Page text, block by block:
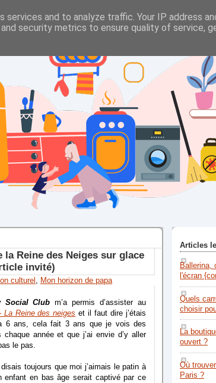
la Reine des Neiges sur glace
invité)
culturel Mon horizon de papa
Social Club m’a permis d’assister au
Reine des neiges et il faut dire j’étais
6 ans, cela fait 3 ans que je vois des
année et que j’ai envie d’y aller
le pas.
toujours que moi j’aimais le patin à
enfant en bas âge serait captivé par ce
Articles
Ballerina,
l'écran
Quels
choisir
La
ouvert ?
Où
Paris ?
and to analyze traffic. Your IP address
security metrics to ensure quality of service,